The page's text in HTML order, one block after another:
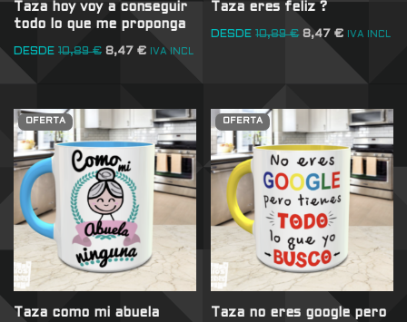
Taza hoy voy a conseguir
todo lo que me proponga
DESDE 10,89€ 8,47 € IVA INCL
Taza eres feliz ?
DESDE 10,89€ 8,47€ IVA INCL
OFERTA
Taza como mi abuela
OFERTA
Taza no eres google pero